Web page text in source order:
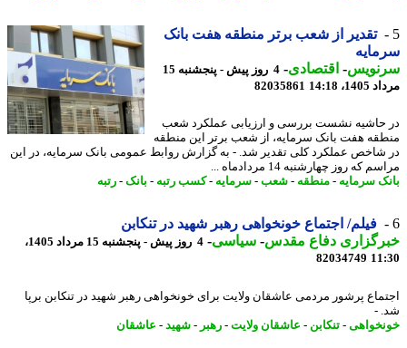
تقدیر از شعب برتر منطقه هفت بانک
-اقتصادی-
4 روز پیش - پنجشنبه 15
14:18
82035861
نشست بررسی و ارزیابی عملکرد شعب
هفت بانک سرمایه، از شعب برتر این منطقه
عملکرد کلی تقدیر شد. - به گزارش روابط عمومی بانک سرمایه، در این
که روز چهارشنبه 14 مردادماه ...
سرمایه -منطقه-شعب-سرمایه -کسب رتبه -بانک -رتبه
فیلم/ اجتماع خونخواهی رهبر شهید در تنکابن
دفاع مقدس-سیاسی-
4 روز پیش - پنجشنبه 15 مرداد 1405،
82034749
پرشور مردمی عاشقان ولایت برای خونخواهی رهبر شهید در تنکابن برپا
-
-تنکابن-عاشقان ولایت-رهبر -شهید-عاشقان